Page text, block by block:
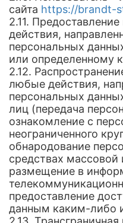
сайта https://brandt-
2.11.
действия,
персональных
или определенному
2.12.
любые действия,
персональных
лиц (передача
ознакомление с
неограниченного
обнародование
средствах
размещение в
предоставление
данным каким-либо